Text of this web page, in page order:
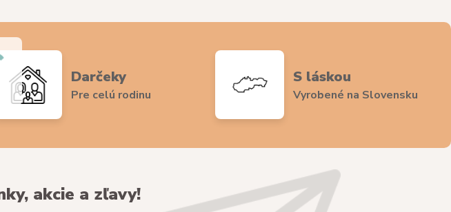
Darčeky
Pre celú rodinu
S láskou
Vyrobené na Slovensku
akcie a zľavy!